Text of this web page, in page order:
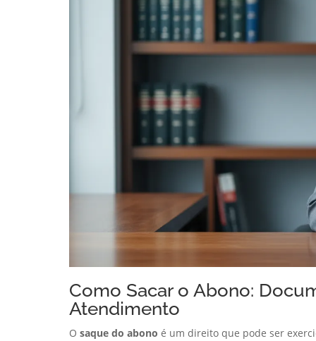
Como Sacar o Abono:
Atendimento
O saque do abono é um direito que pode ser